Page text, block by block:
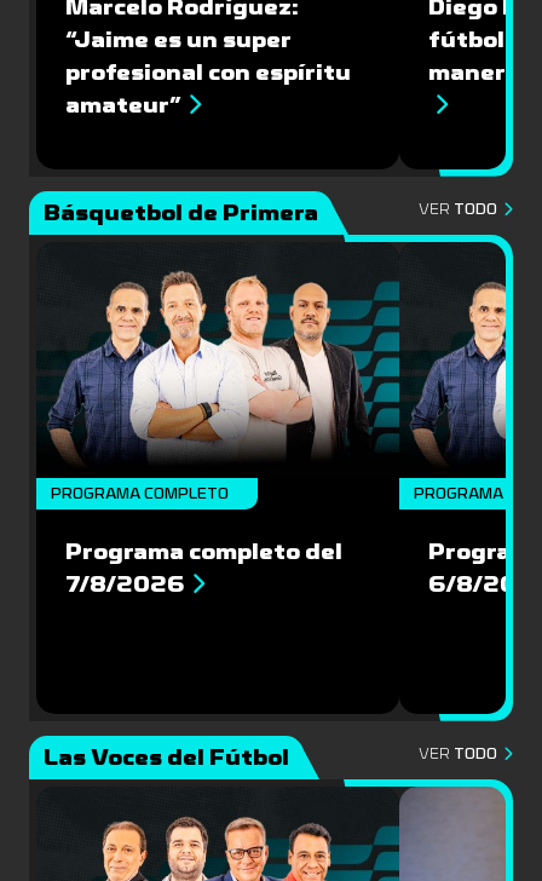
Marcelo Rodríguez:
“Jaime es un super
profesional con espíritu
amateur”
Diego
fútbol
manera
Básquetbol de Primera VER TODO
PROGRAMA COMPLETO
Programa completo del
7/8/2026
PROGRAMA
6/8/
Las Voces del Fútbol VER TODO